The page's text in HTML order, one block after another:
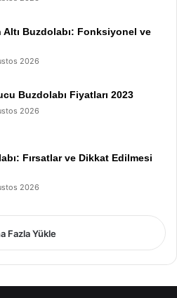
Altı Buzdolabı: Fonksiyonel ve
2026
Buzdolabı Fiyatları 2023
2026
Fırsatlar ve Dikkat Edilmesi
2026
Fazla Yükle